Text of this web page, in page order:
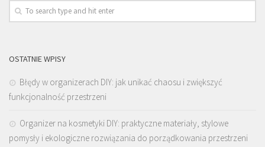
OSTATNIE WPISY
Błędy w organizerach DIY: jak unikać chaosu i zwiększyć
funkcjonalność przestrzeni
Organizer na kosmetyki DIY: praktyczne materiały, stylowe
pomysły i ekologiczne rozwiązania do porządkowania przestrzeni